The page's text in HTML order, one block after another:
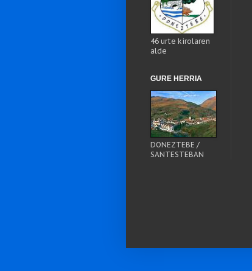
46 urte kirolaren
alde
GURE HERRIA
DONEZTEBE /
SANTESTEBAN